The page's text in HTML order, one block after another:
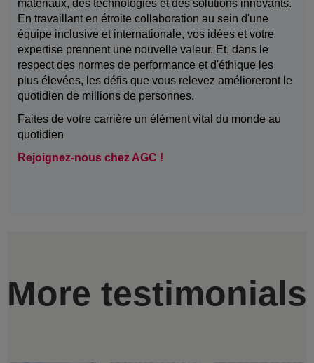
matériaux, des technologies et des solutions innovants.
En travaillant en étroite collaboration au sein d'une
équipe inclusive et internationale, vos idées et votre
expertise prennent une nouvelle valeur. Et, dans le
respect des normes de performance et d'éthique les
plus élevées, les défis que vous relevez amélioreront le
quotidien de millions de personnes.
Faites de votre carrière un élément vital du monde au
quotidien
Rejoignez-nous chez AGC !
More testimonials